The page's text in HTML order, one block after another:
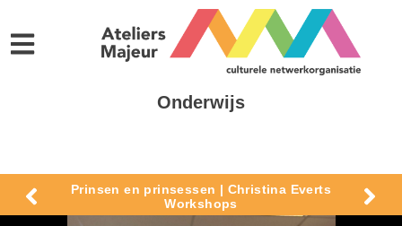
Onderwijs
Prinsen en prinsessen | Christina Everts
Workshops